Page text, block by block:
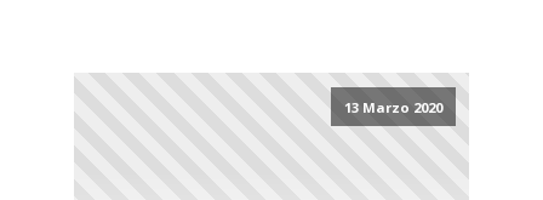
13 Marzo 2020